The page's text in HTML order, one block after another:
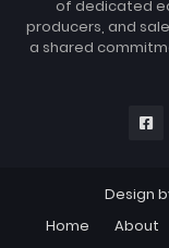
of dedicated
producers, and
a shared
Design
Home
About